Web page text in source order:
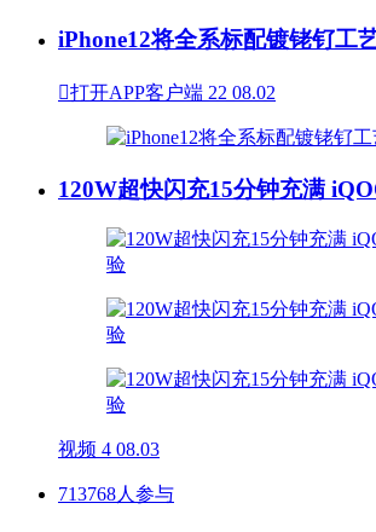
iPhone12将全系标配镀铑钌工
打开APP客户端 22 08.02
120W超快闪充15分钟充满
视频 4 08.03
713768人参与